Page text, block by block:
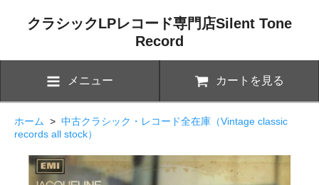
クラシックLPレコード専門店Silent Tone
Record
メニュー カートを見る
ホーム > 中古クラシック・レコード全在庫（Vintage classic
records all stock）